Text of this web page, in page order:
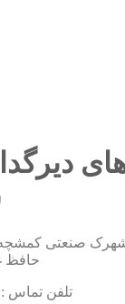
حافظ
تلفن تماس :